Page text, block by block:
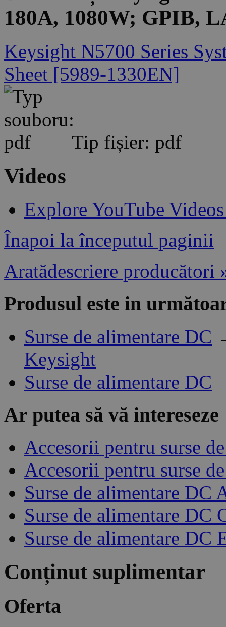
180A, 1080W; GPIB,
Keysight N5700 Series
Sheet [5989-1330EN]
Tip fișier: pdf
Videos
Explore YouTube
Înapoi la începutul paginii
Aratădescriere producători
Produsul este in
Surse de alimentare DC
Keysight
Surse de alimentare DC
Ar putea să vă intereseze
Accesorii pentru surse
Accesorii pentru surse
Surse de alimentare DC
Surse de alimentare DC
Surse de alimentare
Conținut suplimentar
Oferta